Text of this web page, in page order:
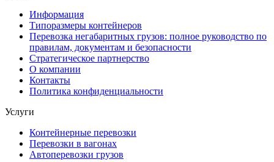
Информация
Типоразмеры контейнеров
Перевозка негабаритных грузов: полное руководство по
правилам, документам и безопасности
Стратегическое партнерство
О компании
Контакты
Политика конфиденциальности
Услуги
Контейнерные перевозки
Перевозки в вагонах
Автоперевозки грузов